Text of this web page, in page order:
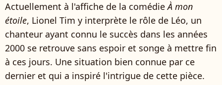
Actuellement à l'affiche de la comédieÀ mon
étoile, Lionel Tim y interprète le rôle de Léo, un
chanteur ayant connu le succès dans les années
2000 se retrouve sans espoir et songe à mettre fin
à ces jours. Une situation bien connue par ce
dernier et qui a inspiré l'intrigue de cette pièce.